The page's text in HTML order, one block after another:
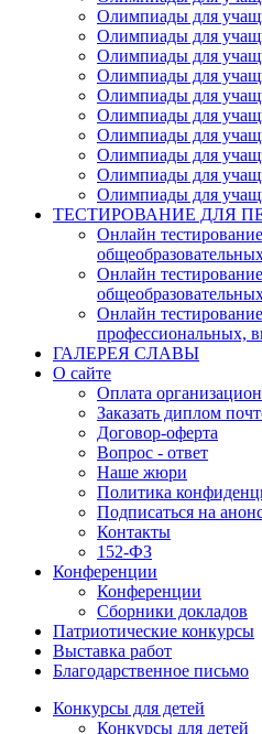
Олимпиады для
Олимпиады для
Олимпиады для
Олимпиады для
Олимпиады для
Олимпиады для
Олимпиады для
Олимпиады для
Олимпиады для
Олимпиады для
ТЕСТИРОВАНИЕ ДЛЯ
Онлайн
Онлайн
Онлайн
профессиональных,
ГАЛЕРЕЯ СЛАВЫ
О сайте
Оплата
Заказать диплом
Договор-оферта
Вопрос - ответ
Наше жюри
Политика
Подписаться на
Контакты
152-ФЗ
Конференции
Конференции
Сборники докладов
Патриотические конкурсы
Выставка работ
Благодарственное письмо
Конкурсы для детей
Конкурсы для детей